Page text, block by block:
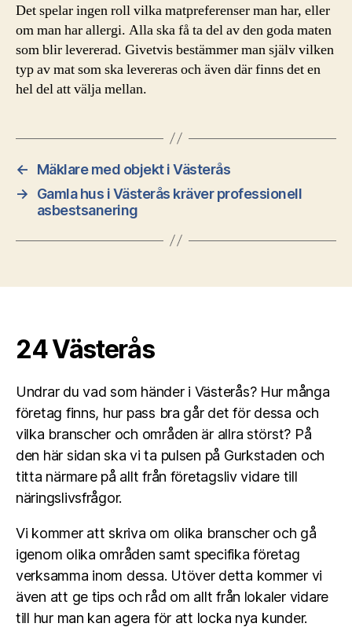
Det spelar ingen roll vilka matpreferenser man har, eller
om man har allergi. Alla ska få ta del av den goda maten
som blir levererad. Givetvis bestämmer man själv vilken
typ av mat som ska levereras och även där finns det en
hel del att välja mellan.
←
Mäklare med objekt i Västerås
→
Gamla hus i Västerås kräver professionell
asbestsanering
24 Västerås
Undrar du vad som händer i Västerås? Hur många
företag finns, hur pass bra går det för dessa och
vilka branscher och områden är allra störst? På
den här sidan ska vi ta pulsen på Gurkstaden och
titta närmare på allt från företagsliv vidare till
näringslivsfrågor.
Vi kommer att skriva om olika branscher och gå
igenom olika områden samt specifika företag
verksamma inom dessa. Utöver detta kommer vi
även att ge tips och råd om allt från lokaler vidare
till hur man kan agera för att locka nya kunder.